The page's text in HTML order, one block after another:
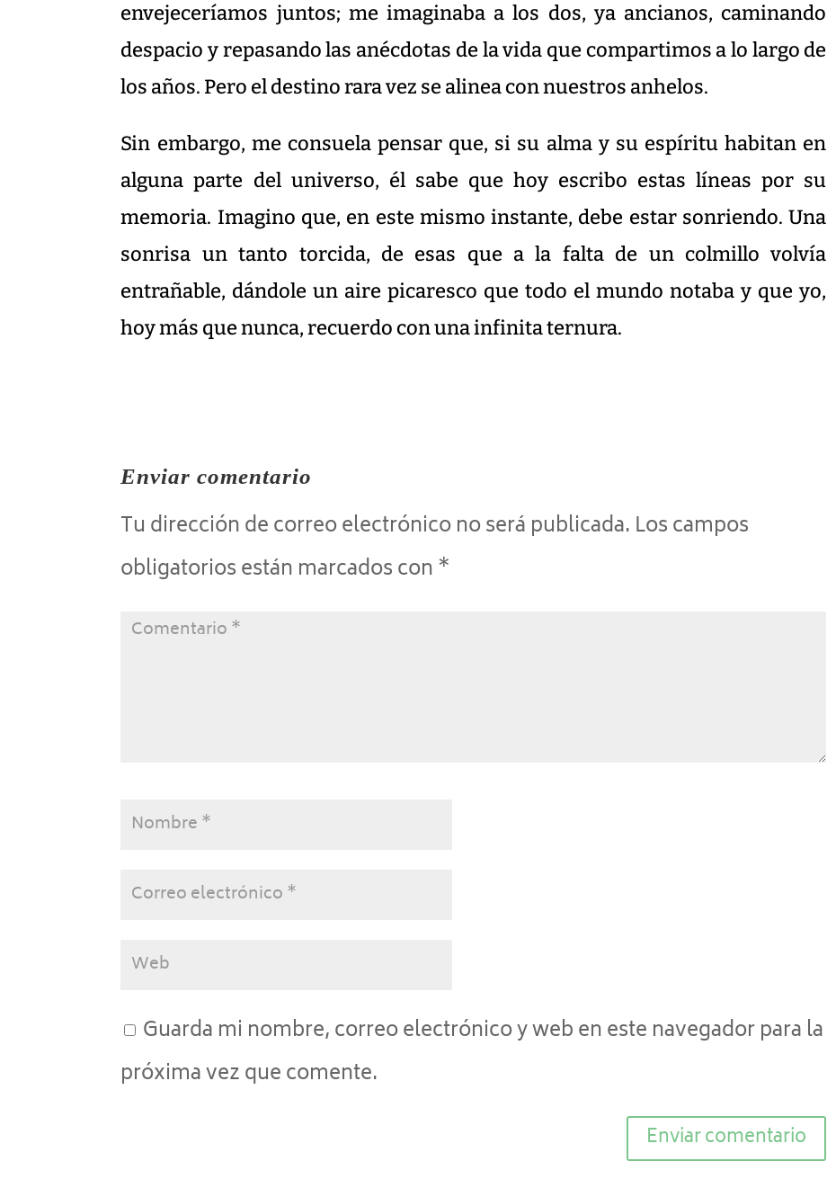
envejeceríamos juntos; me imaginaba a los dos, ya ancianos, caminando
despacio y repasando las anécdotas de la vida que compartimos a lo largo de
los años. Pero el destino rara vez se alinea con nuestros anhelos.
Sin embargo, me consuela pensar que, si su alma y su espíritu habitan en
alguna parte del universo, él sabe que hoy escribo estas líneas por su
memoria. Imagino que, en este mismo instante, debe estar sonriendo. Una
sonrisa un tanto torcida, de esas que a la falta de un colmillo volvía
entrañable, dándole un aire picaresco que todo el mundo notaba y que yo,
hoy más que nunca, recuerdo con una infinita ternura.
Enviar comentario
Tu dirección de correo electrónico no será publicada. Los campos
obligatorios están marcados con*
Guarda mi nombre, correo electrónico y web en este navegador para la
próxima vez que comente.